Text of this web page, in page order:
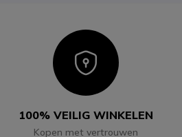
Icon
100% VEILIG WINKELEN
Kopen met vertrouwen